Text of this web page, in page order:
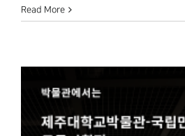
Read More